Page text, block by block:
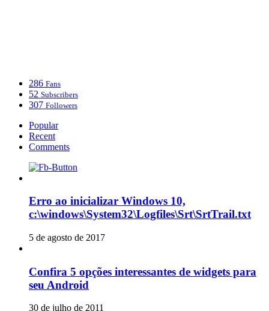
286 Fans
52 Subscribers
307 Followers
Popular
Recent
Comments
Erro ao inicializar Windows 10,
c:\windows\System32\Logfiles\Srt\SrtTrail.txt
5 de agosto de 2017
Confira 5 opções interessantes de widgets para
seu Android
30 de julho de 2011